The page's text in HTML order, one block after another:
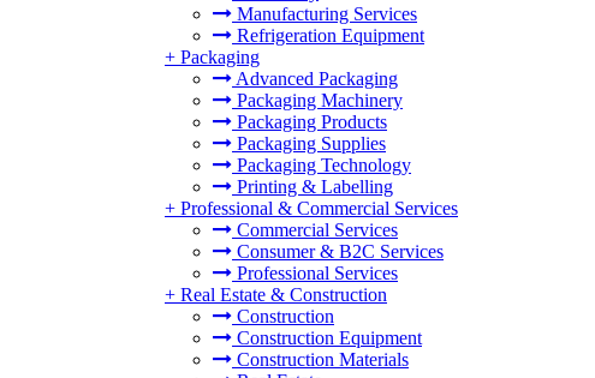
Manufacturing Services
Refrigeration Equipment
+ Packaging
Advanced Packaging
Packaging Machinery
Packaging Products
Packaging Supplies
Packaging Technology
Printing & Labelling
+ Professional & Commercial Services
Commercial Services
Consumer & B2C Services
Professional Services
+ Real Estate & Construction
Construction
Construction Equipment
Construction Materials